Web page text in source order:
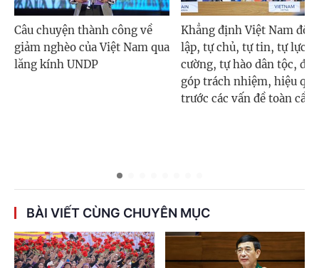
Câu chuyện thành công về
giảm nghèo của Việt Nam qua
lăng kính UNDP
Khẳng định Việt Nam độc
lập, tự chủ, tự tin, tự lực,
cường, tự hào dân tộc,
góp trách nhiệm, hiệu quả
trước các vấn đề toàn cầu
BÀI VIẾT CÙNG CHUYÊN MỤC